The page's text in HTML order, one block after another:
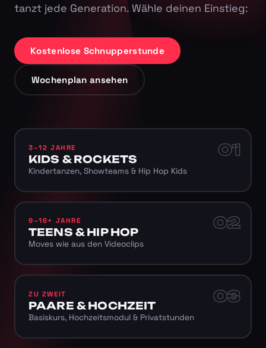
tanzt jede Generation. Wähle deinen Einstieg:
Kostenlose Schnupperstunde
Wochenplan ansehen
01
3–12 JAHRE
KIDS & ROCKETS
Kindertanzen, Showteams & Hip Hop Kids
02
9–16+ JAHRE
TEENS & HIP HOP
Moves wie aus den Videoclips
03
ZU ZWEIT
PAARE & HOCHZEIT
Basiskurs, Hochzeitsmodul & Privatstunden